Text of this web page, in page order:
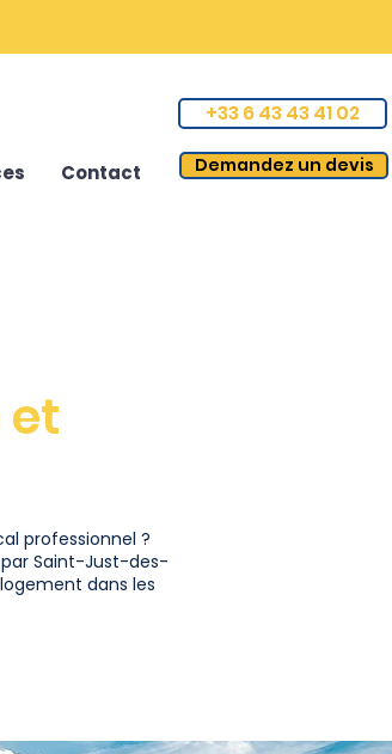
Contact
+33 6 43 43 41 02
Demandez un devis
professionnel ?
par Saint-Just-des-
dans les